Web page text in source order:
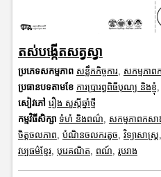
តស់បង្កើតសត្វស្វា
ប្រភេទសកម្មភាព សន្លឹកកិច្ចការ, សកម្មភាព
ប្រធានបទតាមខែ ការប្រារព្ធពិធីបុណ្យ និងខ្ញុំ,
សៀវភៅ រឿង សួស្តីឆ្នាំថ្មី
កម្មវិធីសិក្សា ទំហំ និងពណ៌, សកម្មភាពកសា
ចិត្តចលភាព, បំណិនចលករតូច, វិទ្យាសាស្រ្ត,
វប្បធម៌ខ្មែរ, បុរេគណិត, ពណ៍, រូបរាង